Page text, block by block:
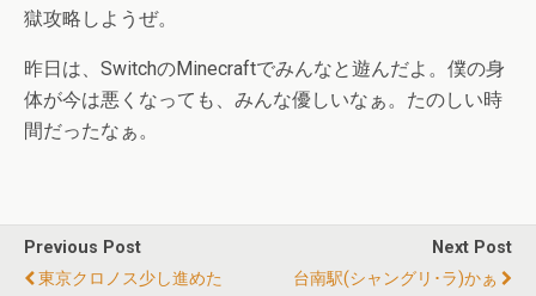
獄攻略しようぜ。
昨日は、SwitchのMinecraftでみんなと遊んだよ。僕の身
体が今は悪くなっても、みんな優しいなぁ。たのしい時
間だったなぁ。
Previous Post
東京クロノス少し進めた
Next Post
台南駅(シャングリ･ラ)かぁ